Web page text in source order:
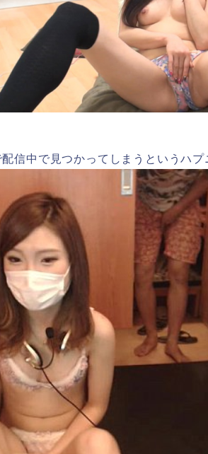
信中で見つかってしまうというハプ